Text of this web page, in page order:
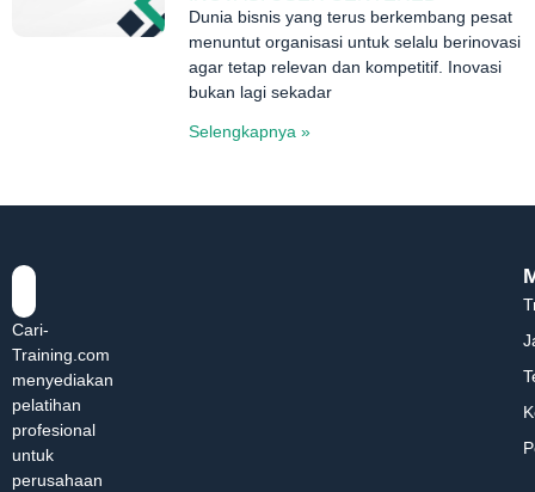
Dunia bisnis yang terus berkembang pesat
menuntut organisasi untuk selalu berinovasi
agar tetap relevan dan kompetitif. Inovasi
bukan lagi sekadar
Selengkapnya »
Cari-
Training.com
menyediakan
pelatihan
profesional
untuk
perusahaan